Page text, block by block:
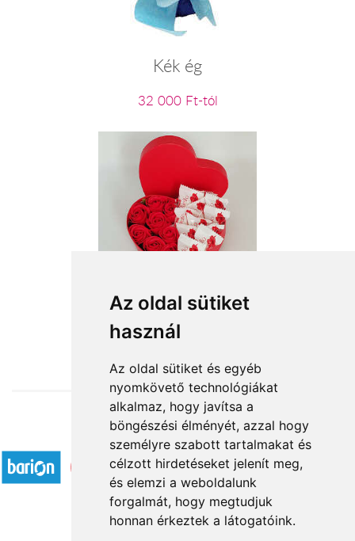
Az oldal sütiket
használ
Az oldal sütiket és egyéb
nyomkövető technológiákat
alkalmaz, hogy javítsa a
böngészési élményét, azzal hogy
személyre szabott tartalmakat és
célzott hirdetéseket jelenít meg,
és elemzi a weboldalunk
forgalmát, hogy megtudjuk
honnan érkeztek a látogatóink.
Kék ég
32 000 Ft-tól
Édes álom
11 880 Ft-tól
Elfogadott fizetési módok